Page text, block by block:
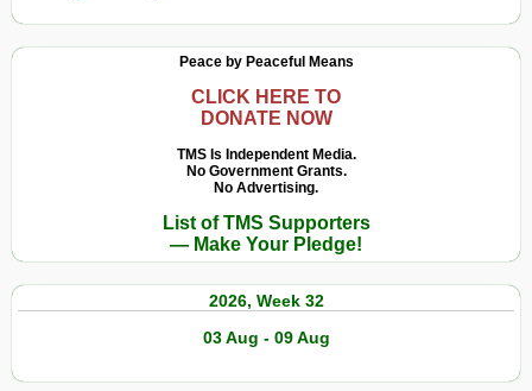
Peace by Peaceful Means
CLICK HERE TO
DONATE NOW
TMS Is Independent Media.
No Government Grants.
No Advertising.
List of TMS Supporters
— Make Your Pledge!
2026, Week 32
03 Aug - 09 Aug